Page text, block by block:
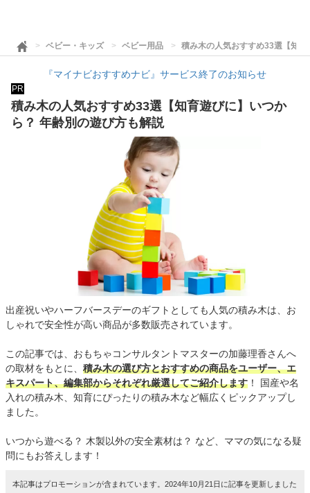
ベビー・キッズ ベビー用品 積み木の人気おすすめ33選【知
『マイナビおすすめナビ』サービス終了のお知らせ
PR
積み木の人気おすすめ33選【知育遊びに】いつか
ら？ 年齢別の遊び方も解説
出産祝いやハーフバースデーのギフトとしても人気の積み木は、お
しゃれで安全性が高い商品が多数販売されています。
この記事では、おもちゃコンサルタントマスターの加藤理香さんへ
の取材をもとに、 積み木の選び方とおすすめの商品をユーザー、エ
キスパート、編集部からそれぞれ厳選してご紹介します ！ 国産や名
入れの積み木、知育にぴったりの積み木など幅広くピックアップし
ました。
いつから遊べる？ 木製以外の安全素材は？ など、ママの気になる疑
問にもお答えします！
本記事はプロモーションが含まれています。2024年10月21日に記事を更新しました